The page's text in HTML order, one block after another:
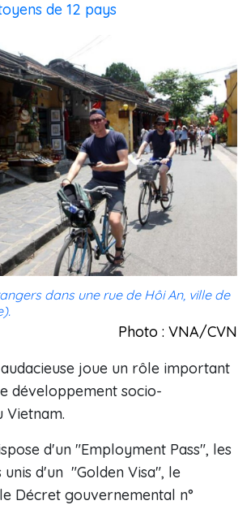
de 12 pays
dans une rue de Hôi An, ville de
Photo : VNA/CVN
joue un rôle important
développement socio-
Vietnam.
d'un "Employment Pass", les
unis d'un "Golden Visa", le
Décret gouvernemental n°